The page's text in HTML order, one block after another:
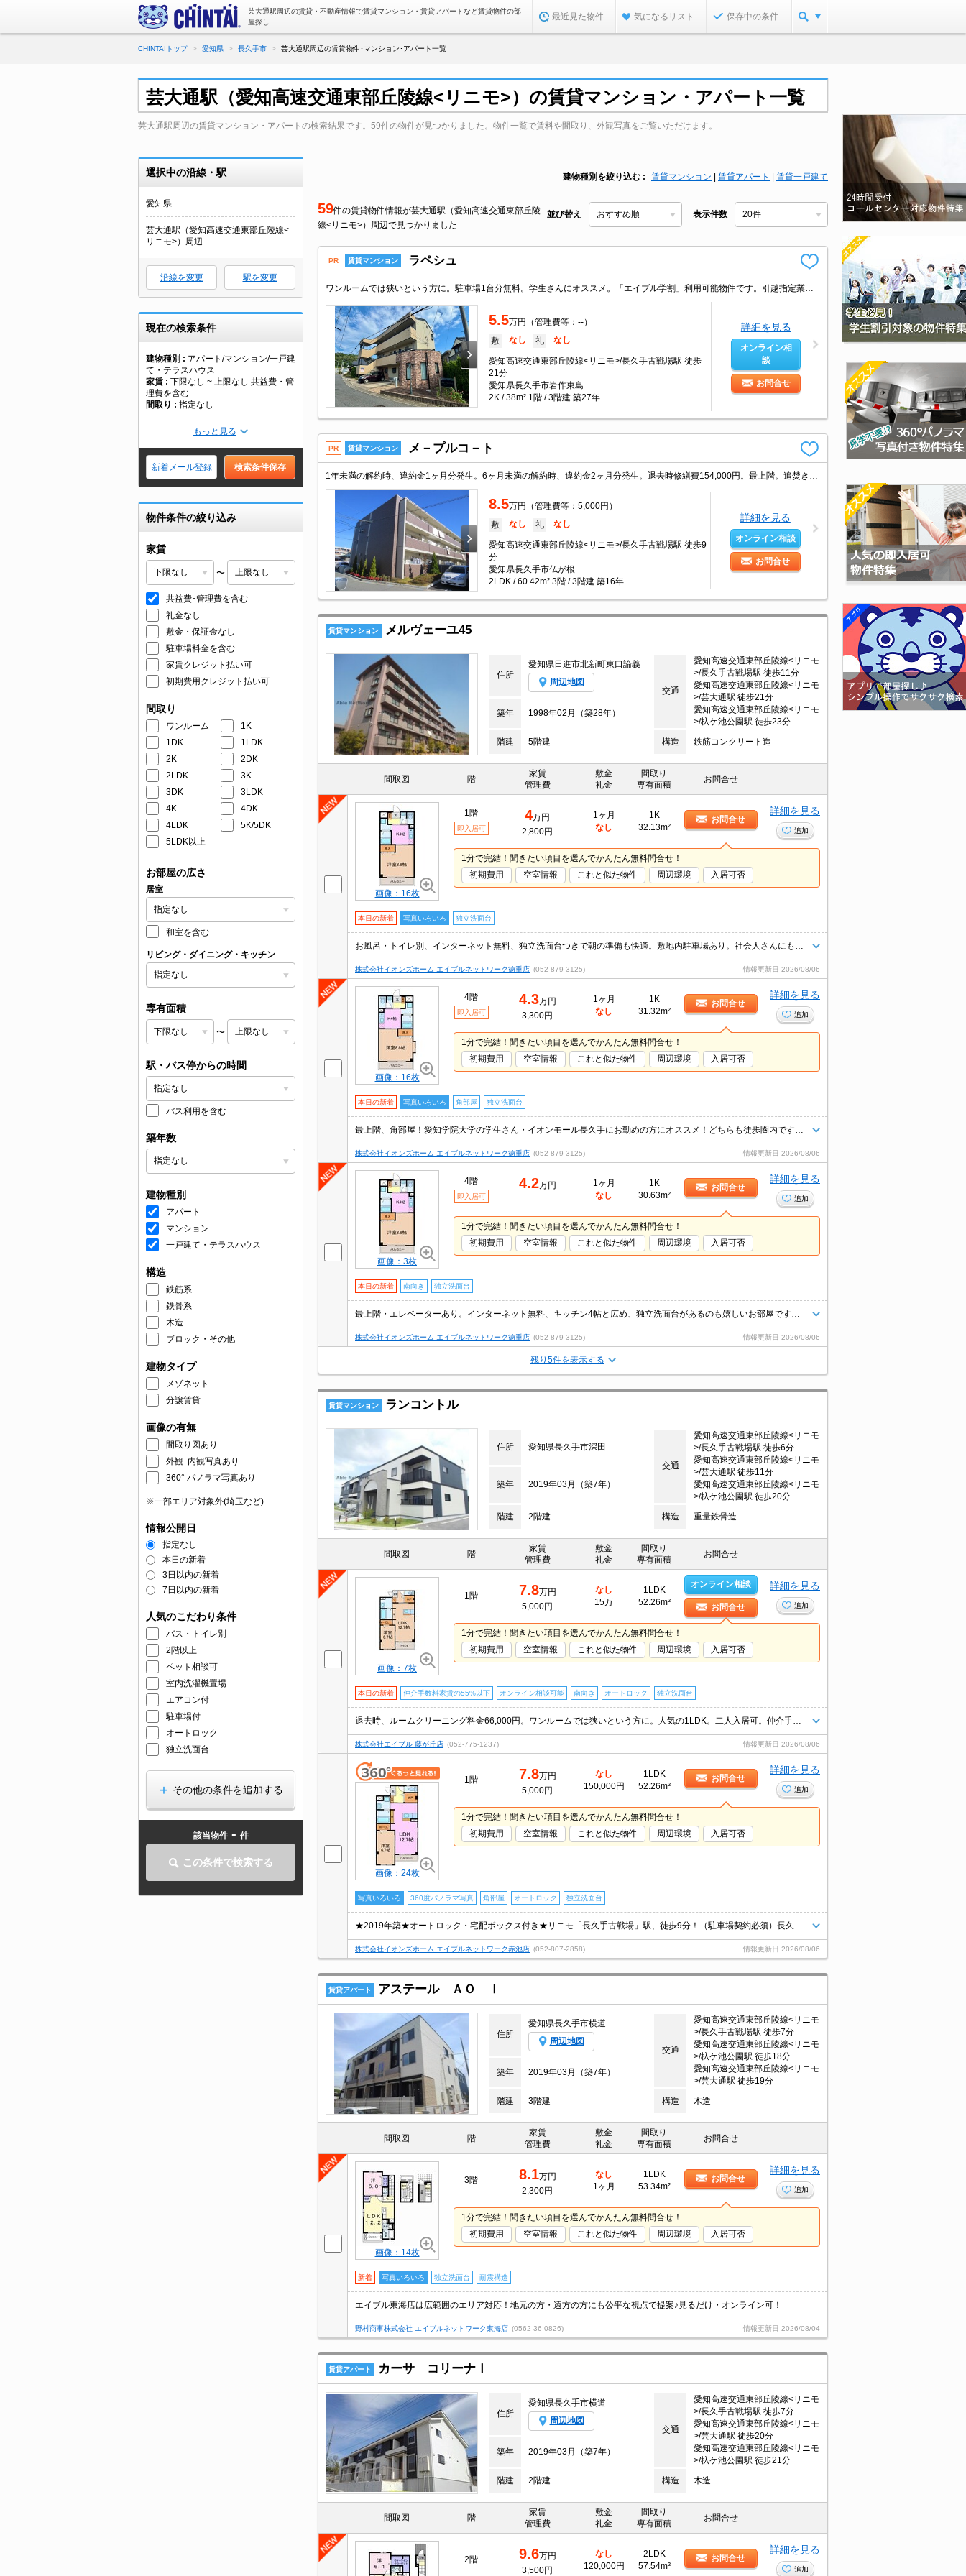
芸大通駅周辺の賃貸・不動産情報で賃貸マンション・賃貸アパートなど賃貸物件の部
屋探し
最近見た物件 気になるリスト 保存中の条件
CHINTAIトップ 愛知県 長久手市 芸大通駅周辺の賃貸物件･マンション･アパート一覧
芸大通駅（愛知高速交通東部丘陵線<リニモ>）の賃貸マンション・アパート一覧
芸大通駅周辺の賃貸マンション・アパートの検索結果です。59件の物件が見つかりました。物件一覧で賃料や間取り、外観写真をご覧いただけます。
選択中の沿線・駅
愛知県
芸大通駅（愛知高速交通東部丘陵線<
リニモ>）周辺
沿線を変更 駅を変更
現在の検索条件
建物種別
アパート/マンション/一戸建
て・テラスハウス
家賃
下限なし ~ 上限なし 共益費・管
理費を含む
間取り
指定なし
もっと見る
新着メール登録 検索条件保存
物件条件の絞り込み
家賃
〜
共益費･管理費を含む
礼金なし
敷金・保証金なし
駐車場料金を含む
家賃クレジット払い可
初期費用クレジット払い可
間取り
ワンルーム
1K
1DK
1LDK
2K
2DK
2LDK
3K
3DK
3LDK
4K
4DK
4LDK
5K/5DK
5LDK以上
お部屋の広さ
居室
和室を含む
リビング・ダイニング・キッチン
専有面積
〜
駅・バス停からの時間
バス利用を含む
築年数
建物種別
アパート
マンション
一戸建て・テラスハウス
構造
鉄筋系
鉄骨系
木造
ブロック・その他
建物タイプ
メゾネット
分譲賃貸
画像の有無
間取り図あり
外観･内観写真あり
360° パノラマ写真あり
※一部エリア対象外(埼玉など)
情報公開日
指定なし
本日の新着
3日以内の新着
7日以内の新着
人気のこだわり条件
バス・トイレ別
2階以上
ペット相談可
室内洗濯機置場
エアコン付
駐車場付
オートロック
独立洗面台
その他の条件を追加する
該当物件 - 件
この条件で検索する
建物種別を絞り込む 賃貸マンション 賃貸アパート 賃貸一戸建て
59件の賃貸物件情報が芸大通駅（愛知高速交通東部丘陵
線<リニモ>）周辺で見つかりました
並び替え 表示件数
PR 賃貸マンション ラペシュ
5.5万円（管理費等：--）
敷 なし 礼 なし
愛知高速交通東部丘陵線<リニモ>/長久手古戦場駅 徒歩
21分
愛知県長久手市岩作東島
2K / 38m² 1階 / 3階建 築27年
詳細を見る
オンライン相
談
お問合せ
PR 賃貸マンション メ－プルコ－ト
8.5万円（管理費等：5,000円）
敷 なし 礼 なし
愛知高速交通東部丘陵線<リニモ>/長久手古戦場駅 徒歩9
分
愛知県長久手市仏が根
2LDK / 60.42m² 3階 / 3階建 築16年
詳細を見る
オンライン相談
お問合せ
賃貸マンション メルヴェーユ45
住所
愛知県日進市北新町東口論義
周辺地図
交通
愛知高速交通東部丘陵線<リニモ
>/長久手古戦場駅 徒歩11分
愛知高速交通東部丘陵線<リニモ
>/芸大通駅 徒歩21分
愛知高速交通東部丘陵線<リニモ
>/杁ケ池公園駅 徒歩23分
築年 1998年02月（築28年）
階建 5階建 構造 鉄筋コンクリート造
間取図 階
家賃
管理費
敷金
礼金
間取り
専有面積
お問合せ
画像：16枚
1階
即入居可
4万円
2,800円
1ヶ月
なし
1K
32.13m²
お問合せ
詳細を見る
追加
1分で完結！聞きたい項目を選んでかんたん無料問合せ！
初期費用
空室情報 これと似た物件 周辺環境 入居可否
本日の新着 写真いろいろ 独立洗面台
株式会社イオンズホーム エイブルネットワーク徳重店 (052-879-3125) 情報更新日 2026/08/06
画像：16枚
4階
即入居可
4.3万円
3,300円
1ヶ月
なし
1K
31.32m²
お問合せ
詳細を見る
追加
1分で完結！聞きたい項目を選んでかんたん無料問合せ！
初期費用
空室情報 これと似た物件 周辺環境 入居可否
本日の新着 写真いろいろ 角部屋 独立洗面台
株式会社イオンズホーム エイブルネットワーク徳重店 (052-879-3125) 情報更新日 2026/08/06
画像：3枚
4階
即入居可
4.2万円
--
1ヶ月
なし
1K
30.63m²
お問合せ
詳細を見る
追加
1分で完結！聞きたい項目を選んでかんたん無料問合せ！
初期費用
空室情報 これと似た物件 周辺環境 入居可否
本日の新着 南向き 独立洗面台
株式会社イオンズホーム エイブルネットワーク徳重店 (052-879-3125) 情報更新日 2026/08/06
残り5件を表示する
賃貸マンション ランコントル
住所 愛知県長久手市深田
交通
愛知高速交通東部丘陵線<リニモ
>/長久手古戦場駅 徒歩6分
愛知高速交通東部丘陵線<リニモ
>/芸大通駅 徒歩11分
愛知高速交通東部丘陵線<リニモ
>/杁ケ池公園駅 徒歩20分
築年 2019年03月（築7年）
階建 2階建 構造 重量鉄骨造
間取図 階
家賃
管理費
敷金
礼金
間取り
専有面積
お問合せ
画像：7枚
1階 7.8万円
5,000円
なし
15万
1LDK
52.26m²
オンライン相談
お問合せ
詳細を見る
追加
1分で完結！聞きたい項目を選んでかんたん無料問合せ！
初期費用
空室情報 これと似た物件 周辺環境 入居可否
本日の新着 仲介手数料家賃の55%以下 オンライン相談可能 南向き オートロック 独立洗面台
株式会社エイブル 藤が丘店 (052-775-1237) 情報更新日 2026/08/06
画像：24枚
1階 7.8万円
5,000円
なし
150,000円
1LDK
52.26m²
お問合せ
詳細を見る
追加
1分で完結！聞きたい項目を選んでかんたん無料問合せ！
初期費用
空室情報 これと似た物件 周辺環境 入居可否
写真いろいろ 360度パノラマ写真 角部屋 オートロック 独立洗面台
株式会社イオンズホーム エイブルネットワーク赤池店 (052-807-2858) 情報更新日 2026/08/06
賃貸アパート アステール ＡＯ Ⅰ
住所
愛知県長久手市横道
周辺地図
交通
愛知高速交通東部丘陵線<リニモ
>/長久手古戦場駅 徒歩7分
愛知高速交通東部丘陵線<リニモ
>/杁ケ池公園駅 徒歩18分
愛知高速交通東部丘陵線<リニモ
>/芸大通駅 徒歩19分
築年 2019年03月（築7年）
階建 3階建 構造 木造
間取図 階
家賃
管理費
敷金
礼金
間取り
専有面積
お問合せ
画像：14枚
3階 8.1万円
2,300円
なし
1ヶ月
1LDK
53.34m²
お問合せ
詳細を見る
追加
1分で完結！聞きたい項目を選んでかんたん無料問合せ！
初期費用
空室情報 これと似た物件 周辺環境 入居可否
新着 写真いろいろ 独立洗面台 耐震構造
エイブル東海店は広範囲のエリア対応！地元の方・遠方の方にも公平な視点で提案♪見るだけ・オンライン可！
野村商事株式会社 エイブルネットワーク東海店 (0562-36-0826) 情報更新日 2026/08/04
賃貸アパート カーサ コリーナⅠ
住所
愛知県長久手市横道
周辺地図
交通
愛知高速交通東部丘陵線<リニモ
>/長久手古戦場駅 徒歩7分
愛知高速交通東部丘陵線<リニモ
>/芸大通駅 徒歩20分
愛知高速交通東部丘陵線<リニモ
>/杁ケ池公園駅 徒歩21分
築年 2019年03月（築7年）
階建 2階建 構造 木造
間取図 階
家賃
管理費
敷金
礼金
間取り
専有面積
お問合せ
2階 9.6万円
3,500円
なし
120,000円
2LDK
57.54m²
お問合せ
詳細を見る
追加